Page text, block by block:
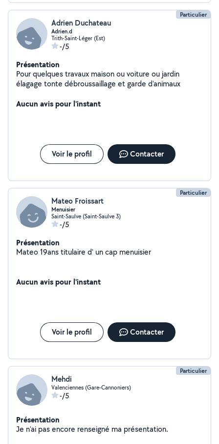
Particulier
Adrien Duchateau
Adrien.d
Trith-Saint-Léger (Est)
-/5
Présentation
Pour quelques travaux maison ou voiture ou jardin
élagage tonte débroussaillage et garde d'animaux
Aucun avis pour l'instant
Voir le profil Contacter
Particulier
Mateo Froissart
Menuisier
Saint-Saulve (Saint-Saulve 3)
-/5
Présentation
Mateo 19ans titulaire d' un cap menuisier
Aucun avis pour l'instant
Voir le profil Contacter
Particulier
Mehdi
Valenciennes (Gare-Cannoniers)
-/5
Présentation
Je n'ai pas encore renseigné ma présentation.